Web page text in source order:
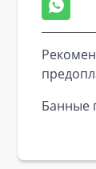
Банные